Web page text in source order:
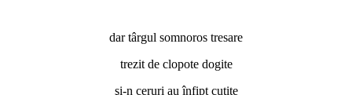
dar târgul somnoros tresare
trezit de clopote dogite
şi-n ceruri au înfipt cuţite